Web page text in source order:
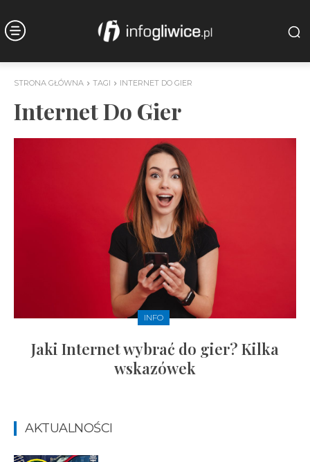
STRONA GŁÓWNA TAGI INTERNET DO GIER
Internet Do Gier
INFO
Jaki Internet wybrać do gier? Kilka
wskazówek
AKTUALNOŚCI